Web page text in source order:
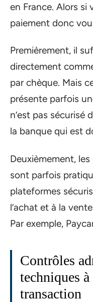
en France. Alors si
paiement donc
Premièrement, il
directement
par chèque. Mais
présente parfois
n’est pas sécurisé
la banque qui est
Deuxièmement,
sont parfois
plateformes
l’achat et à la
Par exemple,
Contrôles
techniques
transaction